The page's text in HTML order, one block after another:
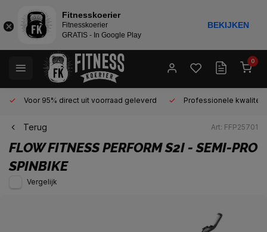
0
Voor 95% direct uit voorraad geleverd Professionele kwaliteit
Terug Art: FFP25701
FLOW FITNESSPERFORM S2I - SEMI-PRO
SPINBIKE
Vergelijk
Fitnesskoerier
Fitnesskoerier
GRATIS - In Google Play
BEKIJKEN